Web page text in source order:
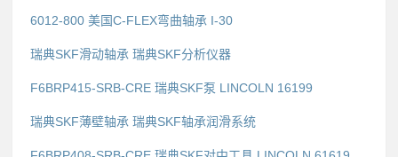
6012-800 美国C-FLEX弯曲轴承 I-30
瑞典SKF滑动轴承 瑞典SKF分析仪器
F6BRP415-SRB-CRE 瑞典SKF泵 LINCOLN 16199
瑞典SKF薄壁轴承 瑞典SKF轴承润滑系统